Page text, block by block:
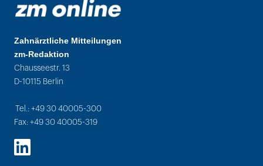
Zahnärztliche Mitteilungen
zm-Redaktion
Chausseestr. 13
D-10115 Berlin
Tel.: +49 30 40005-300
Fax: +49 30 40005-319
LinkedIn